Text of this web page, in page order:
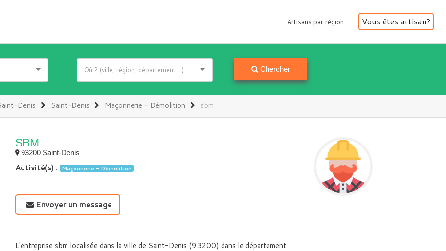
Artisans par région
Artisans par région Vous êtes artisan?
Chercher
Denis Saint-Denis Maçonnerie - Démolition sbm
SBM
93200 Saint-Denis
Activité(s) : Maçonnerie - Démolition
Envoyer un message
L'entreprise sbm localisée dans la ville de Saint-Denis (93200) dans le département